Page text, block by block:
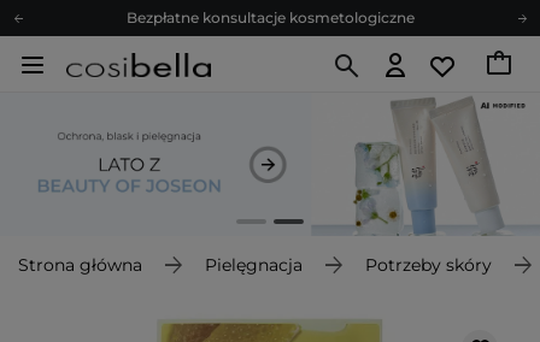
Bezpłatne konsultacje kosmetologiczne
Z nami to możliwe! Realizacja zamówienia do 24h.
Zapisz się na newsletter pełen porad
Bezpłatne konsultacje kosmetologiczne
Z nami to możliwe! Realizacja zamówienia do 24h.
Poleć nas i zyskaj jeszcze więcej punktów
Zapisz się na newsletter pełen porad
Strona główna Pielęgnacja Potrzeby skóry